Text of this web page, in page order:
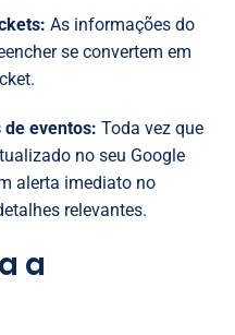
As informações do
se convertem em
eventos: Toda vez que
no seu Google
alerta imediato no
relevantes.
a